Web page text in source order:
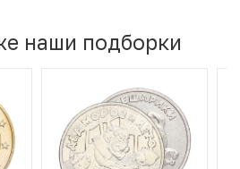
наши подборки